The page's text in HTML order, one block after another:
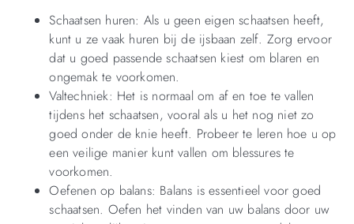
Schaatsen huren: Als u geen eigen schaatsen heeft,
kunt u ze vaak huren bij de ijsbaan zelf. Zorg ervoor
dat u goed passende schaatsen kiest om blaren en
ongemak te voorkomen.
Valtechniek: Het is normaal om af en toe te vallen
tijdens het schaatsen, vooral als u het nog niet zo
goed onder de knie heeft. Probeer te leren hoe u op
een veilige manier kunt vallen om blessures te
voorkomen.
Oefenen op balans: Balans is essentieel voor goed
schaatsen. Oefen het vinden van uw balans door uw